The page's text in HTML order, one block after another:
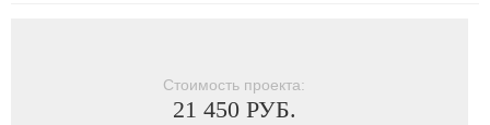
Стоимость проекта:
21 450 РУБ.